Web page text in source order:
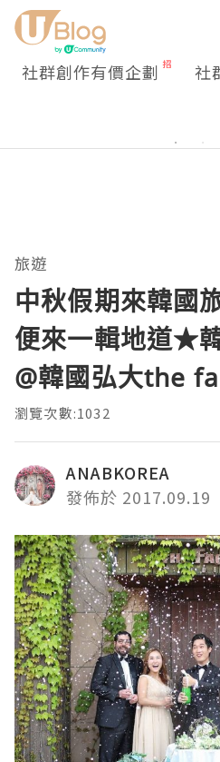
社群創作有價企劃 社
旅遊
中秋假期來韓國
便來一輯地道★
@韓國弘大the
瀏覽次數:1032
ANABKOREA
發佈於 2017.09.19